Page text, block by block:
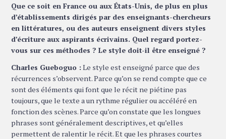
Que ce soit en France ou aux États-Unis, de plus en plus
d’établissements dirigés par des enseignants-chercheurs
en littératures, ou des auteurs enseignent divers styles
d’écriture aux aspirants écrivains. Quel regard portez-
vous sur ces méthodes ? Le style doit-il être enseigné ?
Charles Gueboguo : Le style est enseigné parce que des
récurrences s’observent. Parce qu’on se rend compte que ce
sont des éléments qui font que le récit ne piétine pas
toujours, que le texte a un rythme régulier ou accéléré en
fonction des scènes. Parce qu’on constate que les longues
phrases sont généralement descriptives, et qu’elles
permettent de ralentir le récit. Et que les phrases courtes